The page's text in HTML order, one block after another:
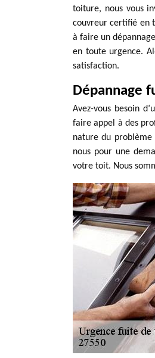
toiture, nous vous
couvreur certifié en
à faire un
en toute urgence.
satisfaction.
Dépannage
Avez-vous besoin
faire appel à des
nature du
nous pour une
votre toit. Nous